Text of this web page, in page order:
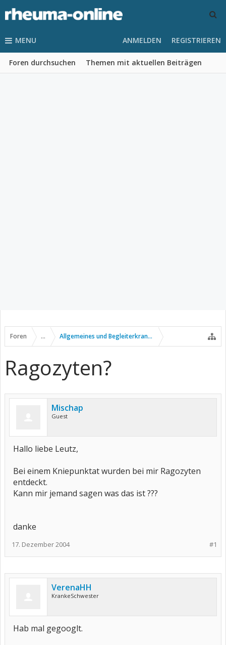
MENU
Foren durchsuchen Themen mit aktuellen Beiträgen
ANMELDEN REGISTRIEREN
Foren ... Allgemeines und Begleiterkrankungen
Ragozyten?
Mischap
Guest
Hallo liebe Leutz,
Bei einem Kniepunktat wurden bei mir Ragozyten
entdeckt.
Kann mir jemand sagen was das ist ???
danke
#1
17. Dezember 2004
VerenaHH
KrankeSchwester
Hab mal gegooglt.